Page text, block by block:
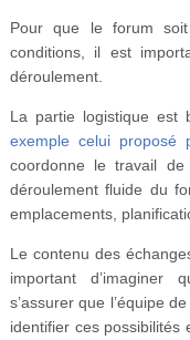
Pour que le forum
conditions, il est
déroulement.
La partie logistique est
exemple celui proposé
coordonne le travail de
déroulement fluide du
emplacements,
Le contenu des
important d’imaginer
s’assurer que l’équipe
identifier ces possibilités